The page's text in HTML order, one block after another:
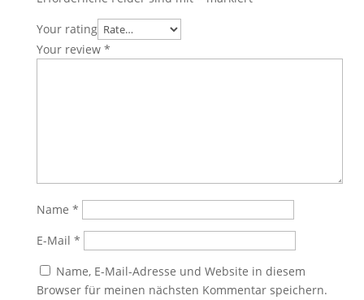
Your rating
Your review *
Name *
E-Mail *
Name, E-Mail-Adresse und Website in diesem
Browser für meinen nächsten Kommentar speichern.